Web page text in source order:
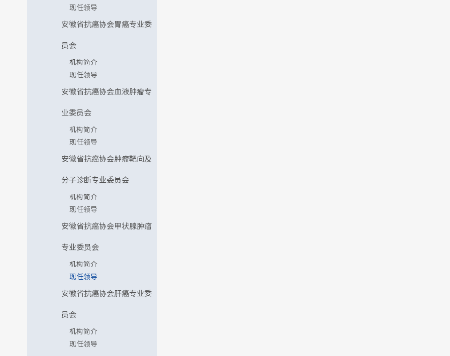
现任领导
安徽省抗癌协会胃癌专业委
员会
机构简介
现任领导
安徽省抗癌协会血液肿瘤专
业委员会
机构简介
现任领导
安徽省抗癌协会肿瘤靶向及
分子诊断专业委员会
机构简介
现任领导
安徽省抗癌协会甲状腺肿瘤
专业委员会
机构简介
现任领导
安徽省抗癌协会肝癌专业委
员会
机构简介
现任领导